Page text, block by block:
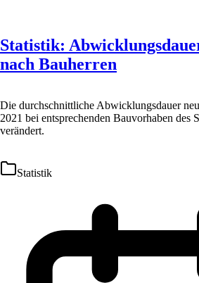
Statistik:
nach Bauherren
Die durchschnittliche Abwicklungsdauer
2021 bei entsprechenden Bauvorhaben des
verändert.
Statistik